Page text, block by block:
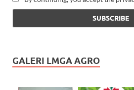
GALERI LMGA AGRO